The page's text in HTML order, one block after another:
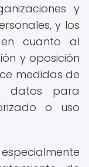
y
y los
cuanto al
y oposición
medidas de
datos para
o uso